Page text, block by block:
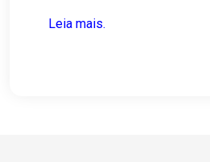
Leia mais.